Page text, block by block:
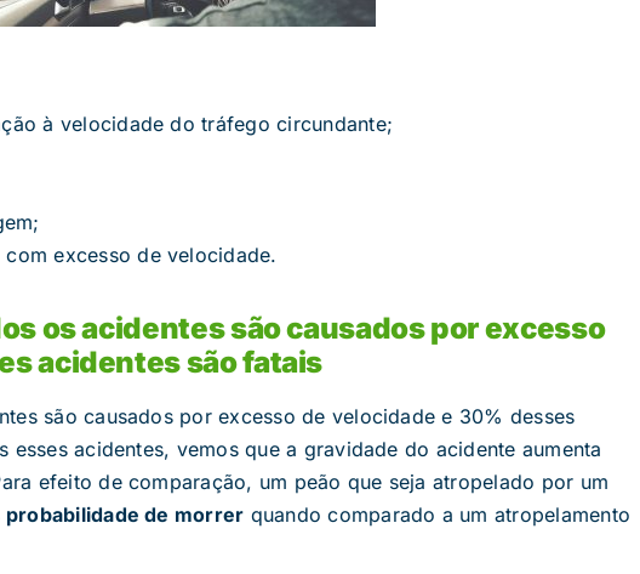
à velocidade do tráfego circundante;
excesso de velocidade.
os acidentes são causados ​​por excesso
acidentes são fatais
são causados ​​por excesso de velocidade e 30% desses
esses acidentes, vemos que a gravidade do acidente aumenta
efeito de comparação, um peão que seja atropelado por um
de morrer quando comparado a um atropelamento